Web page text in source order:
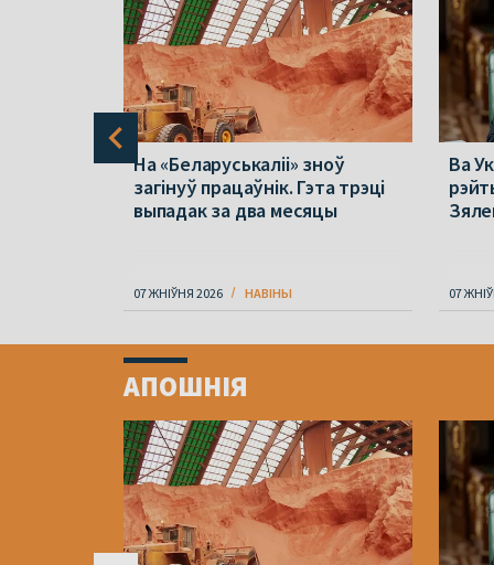
На «Беларуськаліі» зноў
загінуў працаўнік. Гэта трэці
выпадак за два месяцы
07 ЖНІЎНЯ 2026 НАВІНЫ
Ва
07
ofАПОШНІЯ